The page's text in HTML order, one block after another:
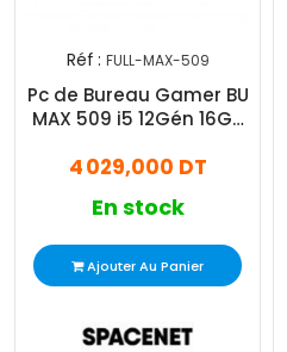
Réf : FULL-MAX-509
Pc de Bureau Gamer BU
MAX 509 i5 12Gén 16Go
16Go
4 029,000 DT
En stock
Ajouter Au Panier